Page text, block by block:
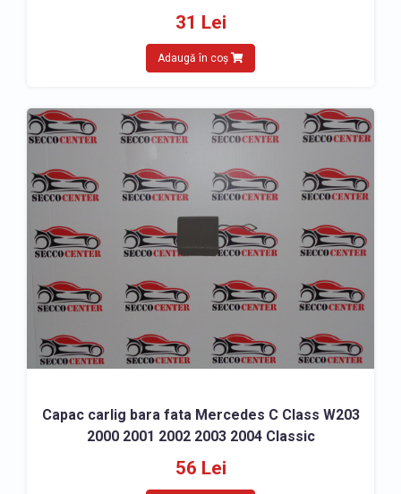
31 Lei
Adaugă în coș
Capac carlig bara fata Mercedes C Class W203
2000 2001 2002 2003 2004 Classic
56 Lei